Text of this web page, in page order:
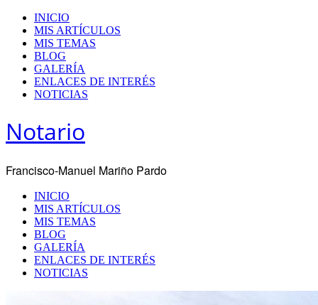
INICIO
MIS ARTÍCULOS
MIS TEMAS
BLOG
GALERÍA
ENLACES DE INTERÉS
NOTICIAS
Notario
Francisco-Manuel Mariño Pardo
INICIO
MIS ARTÍCULOS
MIS TEMAS
BLOG
GALERÍA
ENLACES DE INTERÉS
NOTICIAS